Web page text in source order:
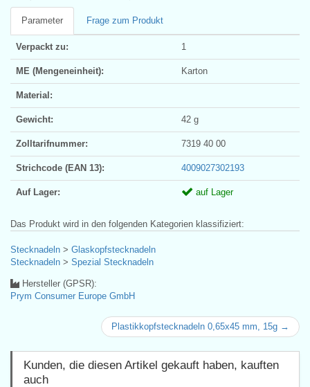
Parameter Frage zum Produkt
Verpackt zu: 1
ME (Mengeneinheit): Karton
Material:
Gewicht: 42 g
Zolltarifnummer: 7319 40 00
Strichcode (EAN 13): 4009027302193
Auf Lager: auf Lager
Das Produkt wird in den folgenden Kategorien klassifiziert:
Stecknadeln > Glaskopfstecknadeln
Stecknadeln > Spezial Stecknadeln
Hersteller (GPSR):
Prym Consumer Europe GmbH
Plastikkopfstecknadeln 0,65x45 mm, 15g →
Kunden, die diesen Artikel gekauft haben, kauften
auch